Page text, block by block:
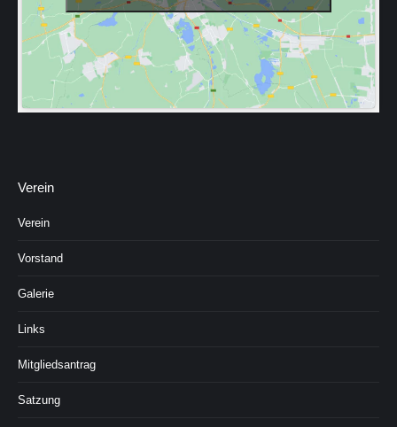
Verein
Verein
Vorstand
Galerie
Links
Mitgliedsantrag
Satzung